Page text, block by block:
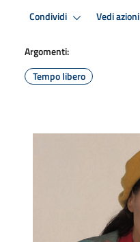
Condividi Vedi azioni
Argomenti:
Tempo libero